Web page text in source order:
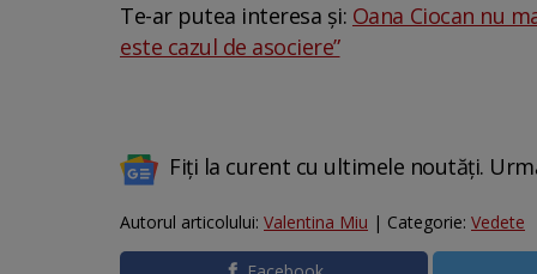
Te-ar putea interesa și: Oana Ciocan nu
este cazul de asociere”
Fiți la curent cu ultimele noutăți.
Autorul articolului: Valentina Miu | Categorie: Vedete